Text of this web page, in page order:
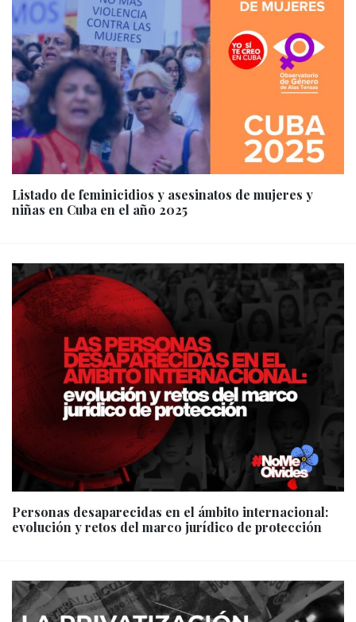
Listado de feminicidios y asesinatos de mujeres y
niñas en Cuba en el año 2025
Personas desaparecidas en el ámbito internacional:
evolución y retos del marco jurídico de protección